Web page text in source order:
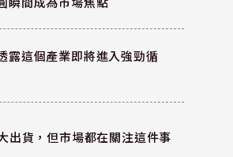
露這個產業即將進入強勁循
出貨，但市場都在關注這件事